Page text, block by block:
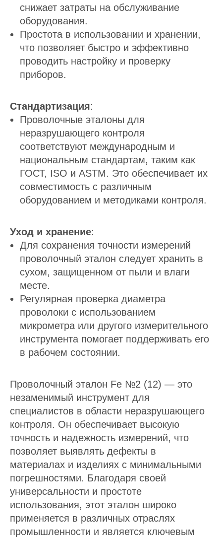
снижает затраты на обслуживание
оборудования.
Простота в использовании и хранении,
что позволяет быстро и эффективно
проводить настройку и проверку
приборов.
Стандартизация:
Проволочные эталоны для
неразрушающего контроля
соответствуют международным и
национальным стандартам, таким как
ГОСТ, ISO и ASTM. Это обеспечивает их
совместимость с различным
оборудованием и методиками контроля.
Уход и хранение:
Для сохранения точности измерений
проволочный эталон следует хранить в
сухом, защищенном от пыли и влаги
месте.
Регулярная проверка диаметра
проволоки с использованием
микрометра или другого измерительного
инструмента помогает поддерживать его
в рабочем состоянии.
Проволочный эталон Fe №2 (12) — это
незаменимый инструмент для
специалистов в области неразрушающего
контроля. Он обеспечивает высокую
точность и надежность измерений, что
позволяет выявлять дефекты в
материалах и изделиях с минимальными
погрешностями. Благодаря своей
универсальности и простоте
использования, этот эталон широко
применяется в различных отраслях
промышленности и является ключевым